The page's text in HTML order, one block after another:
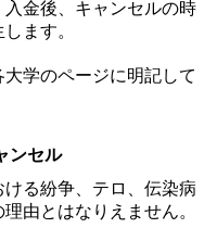
金後、キャンセルの時
ます。
学のページに明記して
ンセル
る紛争、テロ、伝染病
由とはなりえません。